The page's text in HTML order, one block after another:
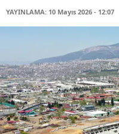
YAYINLAMA: 10 Mayıs 2026 - 12:07